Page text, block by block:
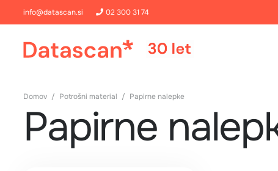
info@datascan.si 02 300 31 74
Domov / Potrošni material / Papirne nalepke
Papirne